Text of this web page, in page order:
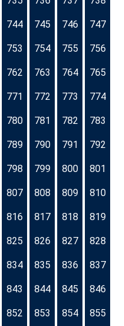
744 745 746 747
753 754 755 756
762 763 764 765
771 772 773 774
780 781 782 783
789 790 791 792
798 799 800 801
807 808 809 810
816 817 818 819
825 826 827 828
834 835 836 837
843 844 845 846
852 853 854 855